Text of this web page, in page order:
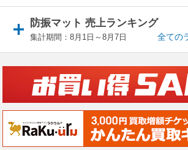
防振マット 売上ランキング
集計期間：8月1日～8月7日 全ての